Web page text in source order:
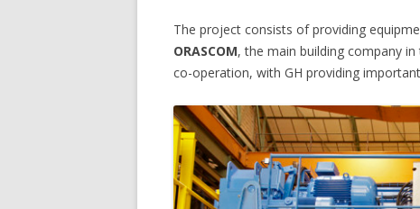
The project consists of providing
ORASCOM, the main building company
co-operation, with GH providing